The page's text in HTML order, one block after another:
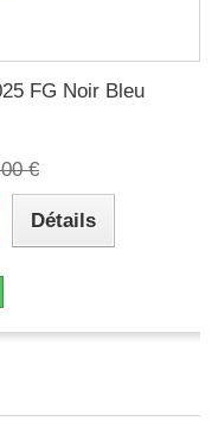
FG Noir Bleu
€
Détails